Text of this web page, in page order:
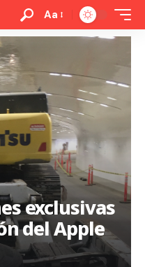
Aa
exclusivas
del Apple